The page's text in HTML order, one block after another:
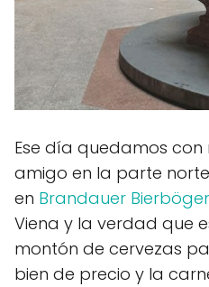
Ese día quedamos con
amigo en la parte
en Brandauer
Viena y la verdad que
montón de cervezas
bien de precio y la